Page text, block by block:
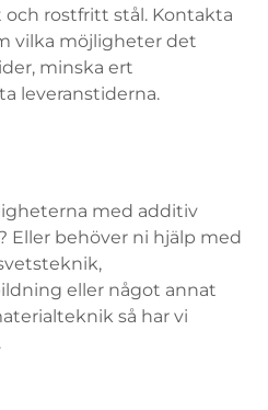
och rostfritt stål. Kontakta
vilka möjligheter det
minska ert
leveranstiderna.
med additiv
Eller behöver ni hjälp med
eller något annat
så har vi